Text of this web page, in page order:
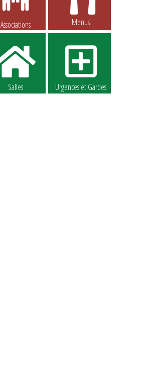
Associations Menus
Salles Urgences et Gardes